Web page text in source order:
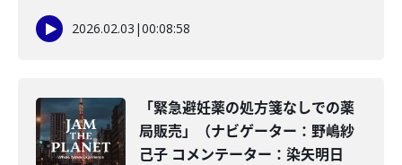
2026.02.03 |00:08:58
「緊急避妊薬の処方箋なしでの薬
局販売」（ナビゲーター：野嶋紗
己子 コメンテーター：染矢明日